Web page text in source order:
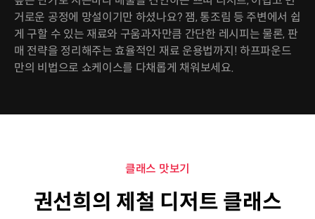
거로운 공정에 망설이기만 하셨나요? 잼, 통조림 등 주변에서 쉽
게 구할 수 있는 재료와 구움과자만큼 간단한 레시피는 물론, 판
매 전략을 정리해주는 효율적인 재료 운용법까지! 하프파운드
만의 비법으로 쇼케이스를 다채롭게 채워보세요.
클래스 맛보기
권선희의 제철 디저트 클래스